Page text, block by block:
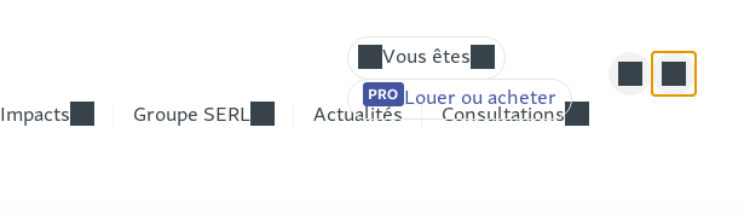
Impacts Groupe SERL Actualités Consultations
Vous êtes
Élu(e) – Responsable d’un établissement
Louer ou acheter